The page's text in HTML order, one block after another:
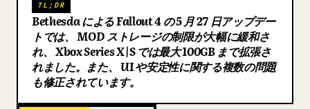
ダウンロード
ブログ
更新情報
TL;DR
Bethesda による Fallout 4 の 5 月 27 日アップデー
トでは、 MOD ストレージの制限が大幅に緩和さ
れ、 Xbox Series X|S では最大 100GB まで拡張さ
れました。また、 UI や安定性に関する複数の問題
も修正されています。